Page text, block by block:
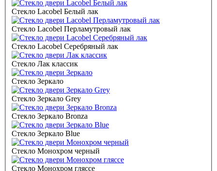
Стекло Lacobel Белый лак
Стекло Lacobel Перламутровый лак
Стекло Lacobel Серебряный лак
Стекло Лак классик
Стекло Зеркало
Стекло Зеркало Grey
Стекло Зеркало Bronza
Стекло Зеркало Blue
Стекло Монохром черный
Стекло Монохром гляссе